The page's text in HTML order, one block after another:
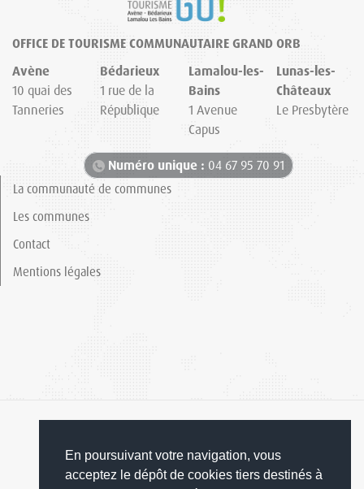
En poursuivant votre navigation, vous
acceptez le dépôt de cookies tiers destinés à
OFFICE DE TOURISME COMMUNAUTAIRE GRAND ORB
Avène
10 quai des
Tanneries
Bédarieux
1 rue de la
République
Lamalou-les-
Bains
1 Avenue
Capus
Lunas-les-
Châteaux
Le Presbytère
Numéro unique : 04 67 95 70 91
La communauté de communes
Les communes
Contact
Mentions légales